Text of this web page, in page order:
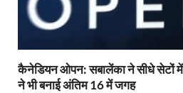
कैनेडियन ओपन: सबालेंका ने सीधे सेटों में
ने भी बनाई अंतिम 16 में जगह